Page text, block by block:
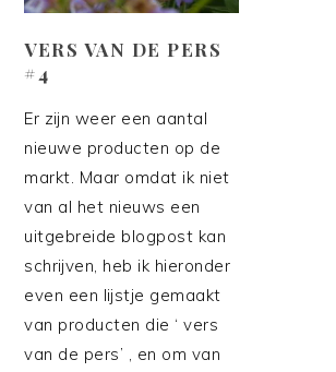
VERS VAN DE PERS
#4
Er zijn weer een aantal
nieuwe producten op de
markt. Maar omdat ik niet
van al het nieuws een
uitgebreide blogpost kan
schrijven, heb ik hieronder
even een lijstje gemaakt
van producten die ‘ vers
van de pers’ , en om van